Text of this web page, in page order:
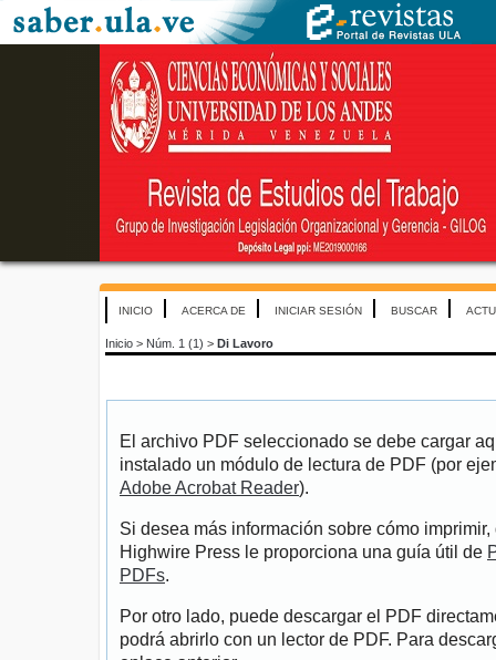
INICIO ACERCA DE INICIAR SESIÓN BUSCAR
Inicio > Núm. 1 (1) > Di Lavoro
El archivo PDF seleccionado se debe cargar
instalado un módulo de lectura de PDF (por
Adobe Acrobat Reader).
Si desea más información sobre cómo
Highwire Press le proporciona una guía útil de
PDFs.
Por otro lado, puede descargar el PDF
podrá abrirlo con un lector de PDF. Para